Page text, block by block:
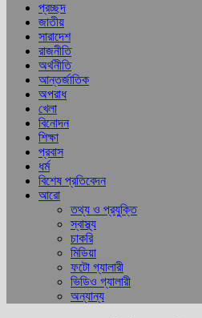
প্রচ্ছদ
জাতীয়
সারাদেশ
রাজনীতি
অর্থনীতি
আন্তর্জাতিক
অপরাধ
খেলা
বিনোদন
শিক্ষা
প্রবাস
ধর্ম
বিশেষ প্রতিবেদন
আরো
তথ্য ও প্রযুক্তি
স্বাস্থ্য
চাকরি
মিডিয়া
ফটো গ্যালারী
ভিডিও গ্যালারী
অন্যান্য